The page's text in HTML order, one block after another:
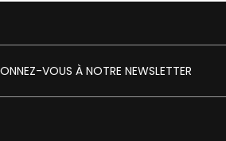
VOUS À NOTRE NEWSLETTER